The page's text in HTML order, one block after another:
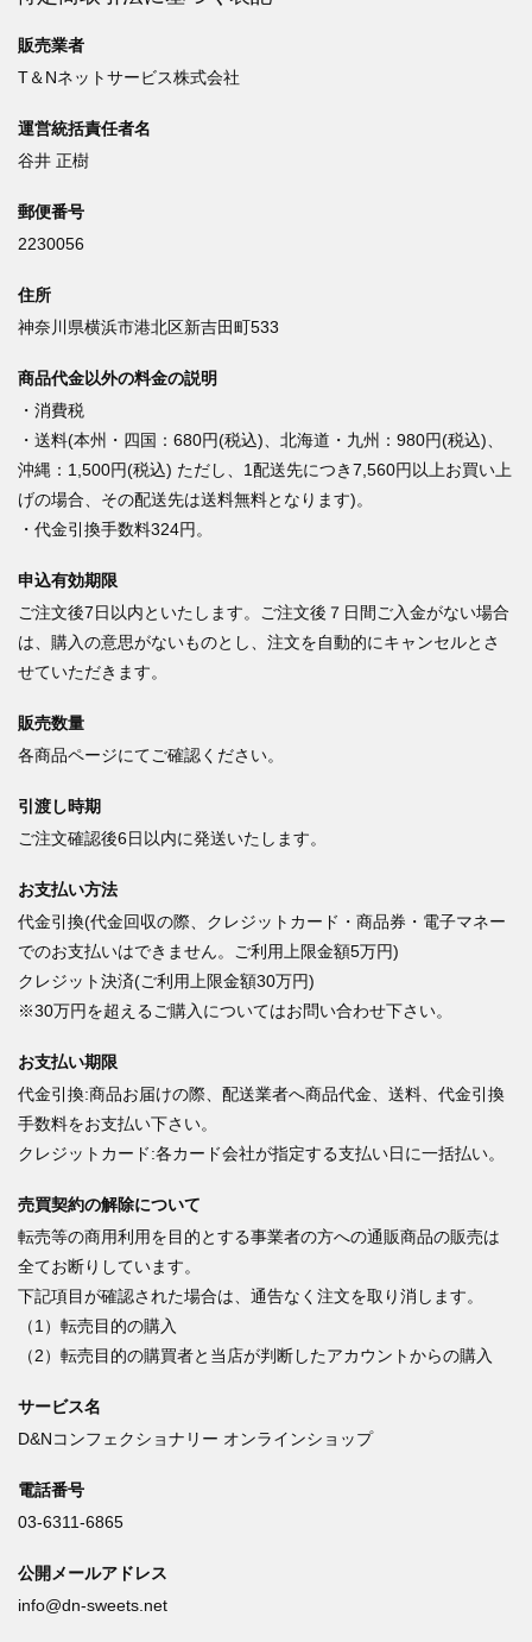
販売業者
T＆Nネットサービス株式会社
運営統括責任者名
谷井 正樹
郵便番号
2230056
住所
神奈川県横浜市港北区新吉田町533
商品代金以外の料金の説明
・消費税
・送料(本州・四国：680円(税込)、北海道・九州：980円(税込)、
沖縄：1,500円(税込) ただし、1配送先につき7,560円以上お買い上
げの場合、その配送先は送料無料となります)。
・代金引換手数料324円。
申込有効期限
ご注文後7日以内といたします。ご注文後７日間ご入金がない場合
は、購入の意思がないものとし、注文を自動的にキャンセルとさ
せていただきます。
販売数量
各商品ページにてご確認ください。
引渡し時期
ご注文確認後6日以内に発送いたします。
お支払い方法
代金引換(代金回収の際、クレジットカード・商品券・電子マネー
でのお支払いはできません。ご利用上限金額5万円)
クレジット決済(ご利用上限金額30万円)
※30万円を超えるご購入についてはお問い合わせ下さい。
お支払い期限
代金引換:商品お届けの際、配送業者へ商品代金、送料、代金引換
手数料をお支払い下さい。
クレジットカード:各カード会社が指定する支払い日に一括払い。
売買契約の解除について
転売等の商用利用を目的とする事業者の方への通販商品の販売は
全てお断りしています。
下記項目が確認された場合は、通告なく注文を取り消します。
（1）転売目的の購入
（2）転売目的の購買者と当店が判断したアカウントからの購入
サービス名
D&Nコンフェクショナリー オンラインショップ
電話番号
03-6311-6865
公開メールアドレス
info@dn-sweets.net